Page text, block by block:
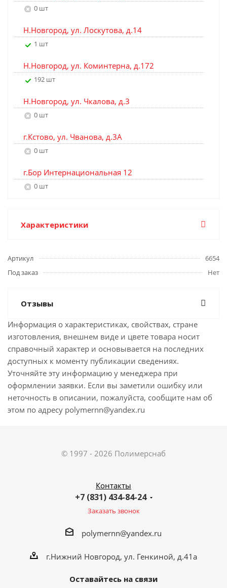
0 шт
Н.Новгород, ул. Лоскутова, д.14
1 шт
Н.Новгород, ул. Коминтерна, д.172
192 шт
Н.Новгород, ул. Чкалова, д.3
0 шт
г.Кстово, ул. Чванова, д.3А
0 шт
г.Бор Интернациональная 12
0 шт
Характеристики
Артикул
6654
Под заказ
Нет
Отзывы
Информация о характеристиках, свойствах, стране
изготовления, внешнем виде и цвете товара носит
справочный характер и основывается на последних
доступных к моменту публикации сведениях.
Уточняйте эту информацию у менеджера при
оформлении заявки. Если вы заметили ошибку или
неточность в описании, пожалуйста, сообщите нам об
этом по адресу polymernn@yandex.ru
© 1997 - 2026 Полимерснаб
Контакты
+7 (831) 434-84-24
Заказать звонок
polymernn@yandex.ru
г.Нижний Новгород, ул. Генкиной, д.41а
Оставайтесь на связи